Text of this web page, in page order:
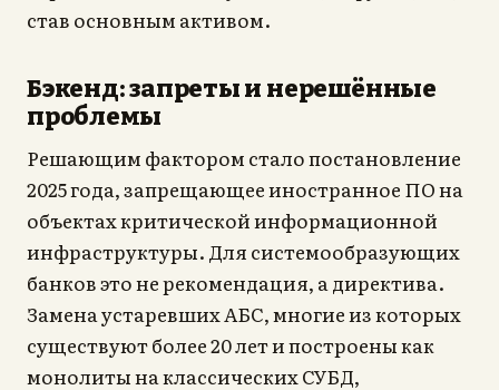
став основным активом.
Бэкенд: запреты и нерешённые
проблемы
Решающим фактором стало постановление
2025 года, запрещающее иностранное ПО на
объектах критической информационной
инфраструктуры. Для системообразующих
банков это не рекомендация, а директива.
Замена устаревших АБС, многие из которых
существуют более 20 лет и построены как
монолиты на классических СУБД,